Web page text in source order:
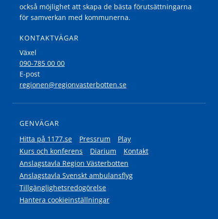
också möjlighet att skapa de bästa förutsättningarna
för samverkan med kommunerna.
KONTAKTVÄGAR
Växel
090-785 00 00
E-post
regionen@regionvasterbotten.se
GENVÄGAR
Hitta på 1177.se
Pressrum
Play
Kurs och konferens
Diarium
Kontakt
Anslagstavla Region Västerbotten
Anslagstavla Svenskt ambulansflyg
Tillgänglighetsredogörelse
Hantera cookieinställningar